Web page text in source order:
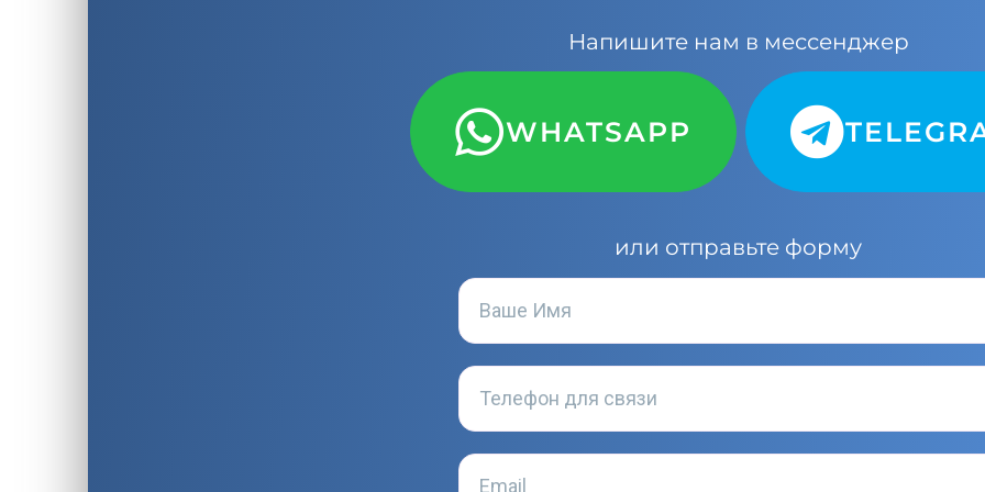
Напишите нам в мессенджер
WHATSAPP
или отправьте форму